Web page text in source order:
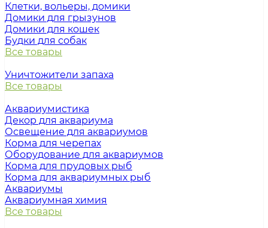
Клетки, вольеры, домики
Домики для грызунов
Домики для кошек
Будки для собак
Все товары
Уничтожители запаха
Все товары
Аквариумистика
Декор для аквариума
Освещение для аквариумов
Корма для черепах
Оборудование для аквариумов
Корма для прудовых рыб
Корма для аквариумных рыб
Аквариумы
Аквариумная химия
Все товары